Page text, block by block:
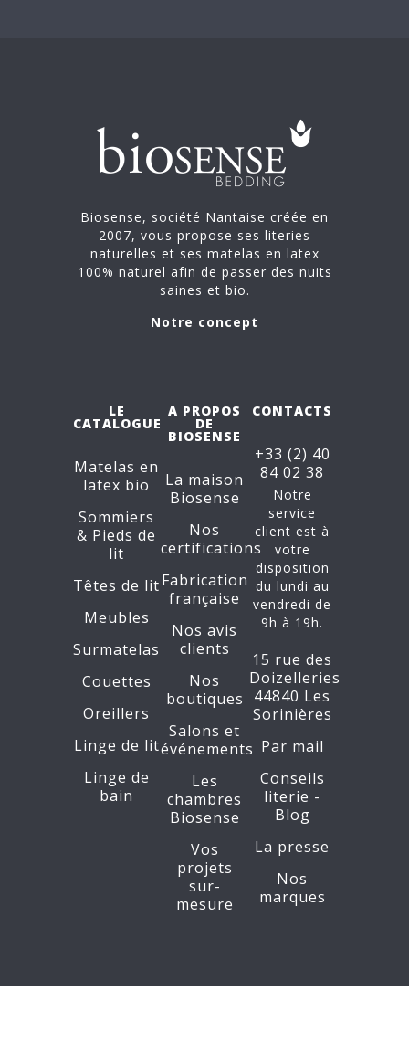
Biosense, société Nantaise créée en
2007, vous propose ses literies
naturelles et ses matelas en latex
100% naturel afin de passer des nuits
saines et bio.
Notre concept
LE
CATALOGUE
Matelas en
latex bio
Sommiers
& Pieds de
lit
Têtes de lit
Meubles
Surmatelas
Couettes
Oreillers
Linge de lit
Linge de
bain
A PROPOS
DE
BIOSENSE
La maison
Biosense
Nos
certifications
Fabrication
française
Nos avis
clients
Nos
boutiques
Salons et
événements
Les
chambres
Biosense
Vos
projets
sur-
mesure
CONTACTS
+33 (2) 40
84 02 38
Notre
service
client est à
votre
disposition
du lundi au
vendredi de
9h à 19h.
15 rue des
Doizelleries
44840 Les
Sorinières
Par mail
Conseils
literie -
Blog
La presse
Nos
marques